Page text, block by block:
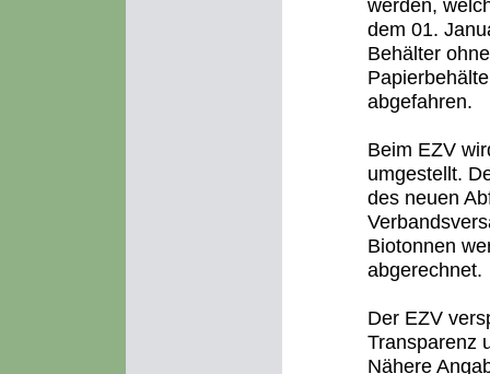
werden,
dem 01.
Behälter
abgefahren.
Beim EZV
umgestellt.
des neuen
Biotonnen
abgerechnet.
Der EZV
Transparenz
Nähere